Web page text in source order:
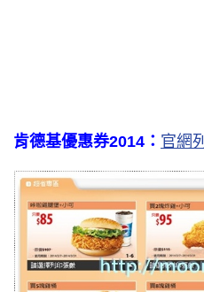
肯德基優惠券2014： 官網